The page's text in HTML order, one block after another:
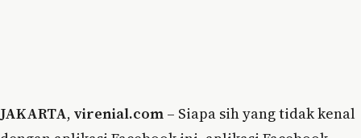
JAKARTA, virenial.com – Siapa sih yang tidak kenal